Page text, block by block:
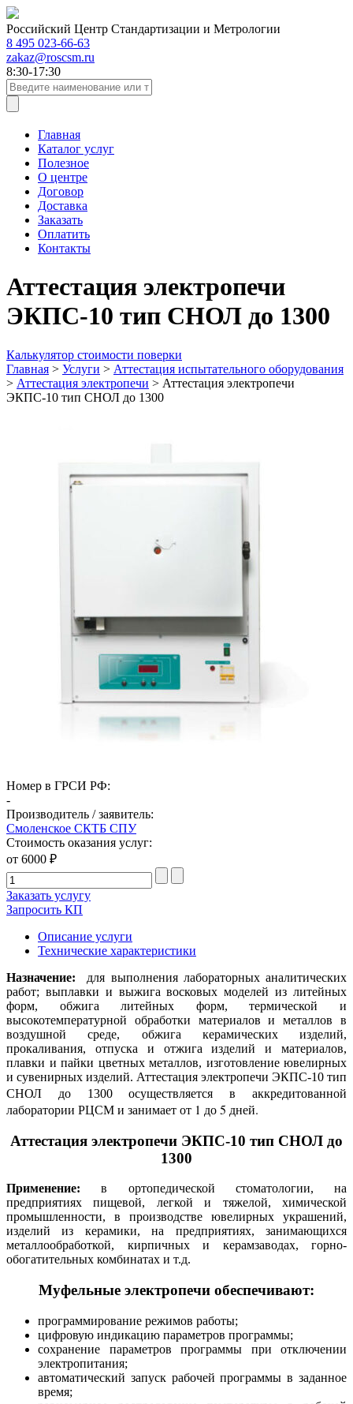
Российский Центр Стандартизации и Метрологии
8 495 023-66-63
zakaz@roscsm.ru
8:30-17:30
Главная
Каталог услуг
Полезное
О центре
Договор
Доставка
Заказать
Оплатить
Контакты
Аттестация электропечи
ЭКПС-10 тип СНОЛ до 1300
Калькулятор стоимости поверки
Главная > Услуги > Аттестация испытательного оборудования
> Аттестация электропечи > Аттестация электропечи
ЭКПС-10 тип СНОЛ до 1300
Номер в ГРСИ РФ:
-
Производитель / заявитель:
Смоленское СКТБ СПУ
Стоимость оказания услуг:
от 6000 ₽
Заказать услугу
Запросить КП
Описание услуги
Технические характеристики
Назначение: для выполнения лабораторных аналитических
работ; выплавки и выжига восковых моделей из литейных
форм, обжига литейных форм, термической и
высокотемпературной обработки материалов и металлов в
воздушной среде, обжига керамических изделий,
прокаливания, отпуска и отжига изделий и материалов,
плавки и пайки цветных металлов, изготовление ювелирных
и сувенирных изделий. Аттестация электропечи ЭКПС-10 тип
СНОЛ до 1300осуществляется в аккредитованной
лаборатории РЦСМ и занимает от 1 до 5 дней.
Аттестация электропечи ЭКПС-10 тип СНОЛ до
1300
Применение:в ортопедической стоматологии, на
предприятиях пищевой, легкой и тяжелой, химической
промышленности, в производстве ювелирных украшений,
изделий из керамики, на предприятиях, занимающихся
металлообработкой, кирпичных и керамзаводах, горно-
обогатительных комбинатах и т.д.
Муфельные электропечи обеспечивают:
программирование режимов работы;
цифровую индикацию параметров программы;
сохранение параметров программы при отключении
электропитания;
автоматический запуск рабочей программы в заданное
время;